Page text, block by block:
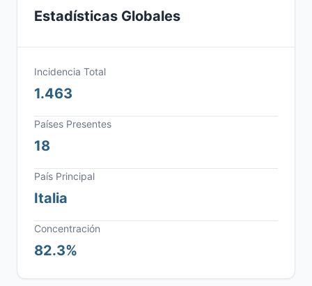
Estadísticas Globales
Incidencia Total
1.463
Países Presentes
18
País Principal
Italia
Concentración
82.3%